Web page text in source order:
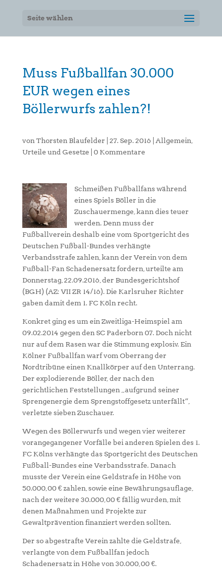
Seite wählen
Muss Fußballfan 30.000
EUR wegen eines
Böllerwurfs zahlen?!
von Thorsten Blaufelder 27. Sep. 2016 Allgemein
Urteile und Gesetze
0 Kommentare
Schmeißen Fußballfans während
eines Spiels Böller in die
Zuschauermenge, kann dies teuer
werden. Denn muss der
Fußballverein deshalb eine vom Sportgericht des
Deutschen Fußball-Bundes verhängte
Verbandsstrafe zahlen, kann der Verein von dem
Fußball-Fan Schadenersatz fordern, urteilte am
Donnerstag, 22.09.2016, der Bundesgerichtshof
(BGH) (AZ: VII ZR 14/16). Die Karlsruher Richter
gaben damit dem 1. FC Köln recht.
Konkret ging es um ein Zweitliga-Heimspiel am
09.02.2014 gegen den SC Paderborn 07. Doch nicht
nur auf dem Rasen war die Stimmung explosiv. Ein
Kölner Fußballfan warf vom Oberrang der
Nordtribüne einen Knallkörper auf den Unterrang.
Der explodierende Böller, der nach den
gerichtlichen Feststellungen „aufgrund seiner
Sprengenergie dem Sprengstoffgesetz unterfällt“,
verletzte sieben Zuschauer.
Wegen des Böllerwurfs und wegen vier weiterer
vorangegangener Vorfälle bei anderen Spielen des 1.
FC Kölns verhängte das Sportgericht des Deutschen
Fußball-Bundes eine Verbandsstrafe. Danach
musste der Verein eine Geldstrafe in Höhe von
50.000,00 € zahlen, sowie eine Bewährungsauflage,
nach der weitere 30.000,00 € fällig wurden, mit
denen Maßnahmen und Projekte zur
Gewaltprävention finanziert werden sollten.
Der so abgestrafte Verein zahlte die Geldstrafe,
verlangte von dem Fußballfan jedoch
Schadenersatz in Höhe von 30.000,00 €.